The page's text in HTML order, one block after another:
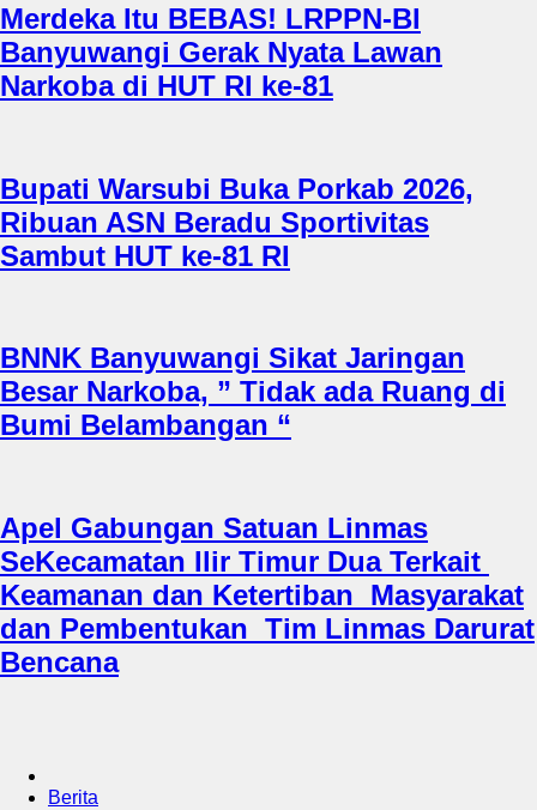
Merdeka Itu BEBAS! LRPPN-BI
Banyuwangi Gerak Nyata Lawan
Narkoba di HUT RI ke-81
Bupati Warsubi Buka Porkab 2026,
Ribuan ASN Beradu Sportivitas
Sambut HUT ke-81 RI
BNNK Banyuwangi Sikat Jaringan
Besar Narkoba, ” Tidak ada Ruang di
Bumi Belambangan “
Apel Gabungan Satuan Linmas
SeKecamatan Ilir Timur Dua Terkait
Keamanan dan Ketertiban Masyarakat
dan Pembentukan Tim Linmas Darurat
Bencana
Berita